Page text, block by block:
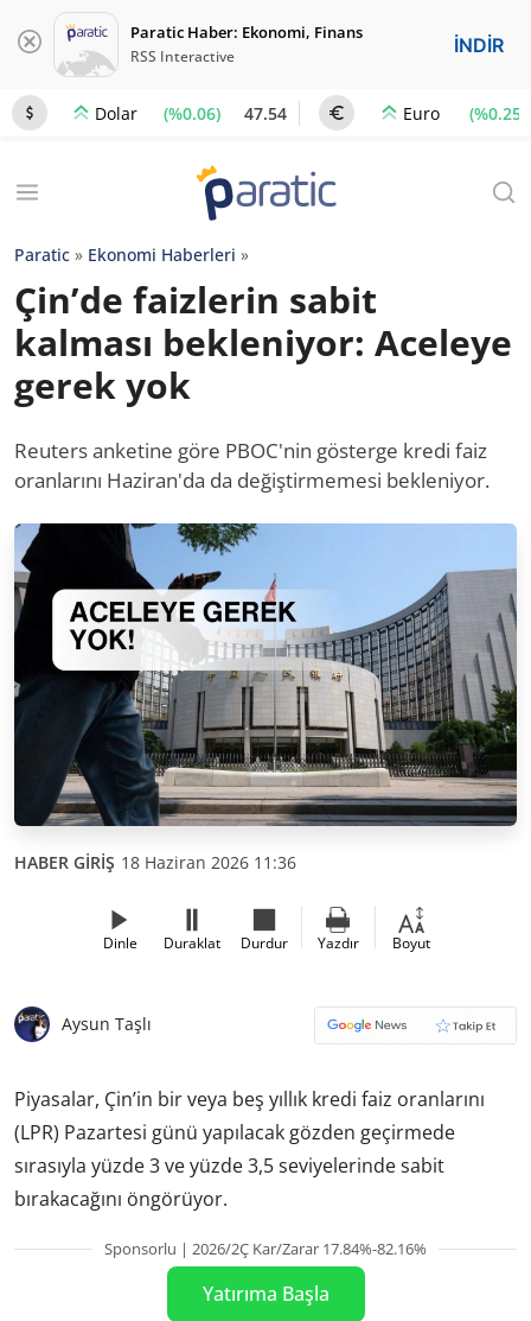
Paratic Haber: Ekonomi, Finans
RSS Interactive İNDİR
Dolar (%0.06) 47.54 Euro (%0.25)
Paratic » Ekonomi Haberleri »
Çin’de faizlerin sabit
kalması bekleniyor: Aceleye
gerek yok
Reuters anketine göre PBOC'nin gösterge kredi faiz
oranlarını Haziran'da da değiştirmemesi bekleniyor.
HABER GİRİŞ 18 Haziran 2026 11:36
Dinle Duraklat Durdur Yazdır Boyut
Aysun Taşlı
Piyasalar, Çin’in bir veya beş yıllık kredi faiz oranlarını
(LPR) Pazartesi günü yapılacak gözden geçirmede
sırasıyla yüzde 3 ve yüzde 3,5 seviyelerinde sabit
bırakacağını öngörüyor.
Sponsorlu | 2026/2Ç Kar/Zarar 17.84%-82.16%
Yatırıma Başla